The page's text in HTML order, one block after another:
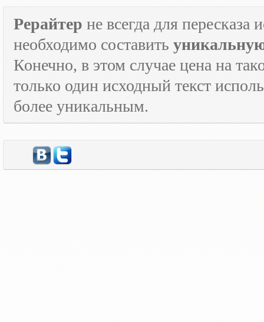
Рерайтер не всегда для пересказа
необходимо составить
Конечно, в этом случае цена на
только один исходный текст
более уникальным.